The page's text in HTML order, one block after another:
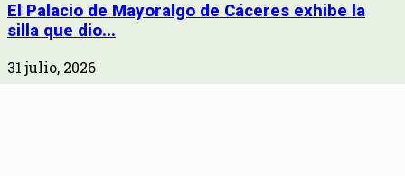
El Palacio de Mayoralgo de Cáceres exhibe la
silla que dio...
31 julio, 2026